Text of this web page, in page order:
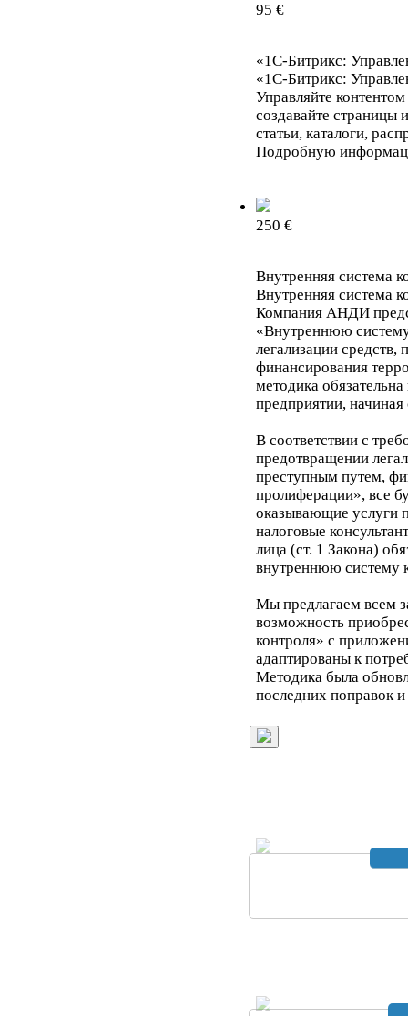
95 €
«1С-Битрикс:
«1С-Битрикс:
Управляйте
создавайте страницы
статьи, каталоги,
Подробную
250 €
Внутренняя система
Внутренняя система
Компания АНДИ
«Внутреннюю
легализации
финансирования
методика
предприятии,
В соответствии с
предотвращении
преступным путем,
пролиферации», все
оказывающие услуги
налоговые
лица (ст. 1 Закона)
внутреннюю систему
Мы предлагаем всем
возможность
контроля» с
адаптированы к
Методика была
последних поправок